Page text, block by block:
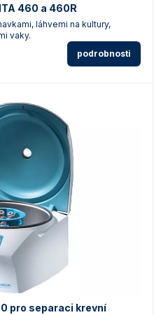
460 a 460R
láhvemi na kultury,
vaky.
podrobnosti
pro separaci krevní